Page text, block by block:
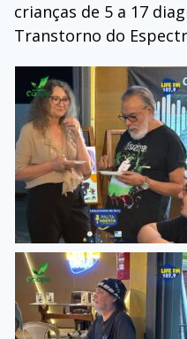
crianças de 5 a 17
Transtorno do